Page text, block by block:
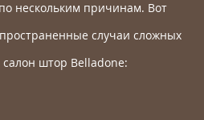
нескольким причинам. Вот
случаи сложных
штор Belladone: